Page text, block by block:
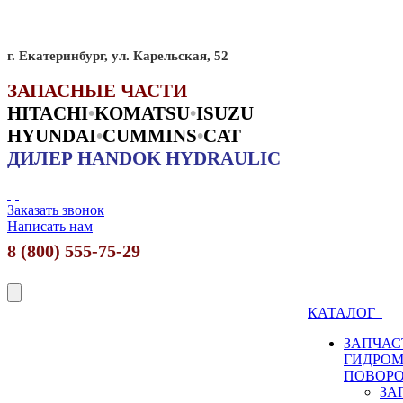
г. Екатеринбург, ул. Карельская, 52
ЗАПАСНЫЕ ЧАСТИ
HITACHI•KOMATSU•ISUZU
HYUNDAI•CUMMINS•CAT
ДИЛЕР HANDOK HYDRAULIC
Заказать звонок
Написать нам
8 (800) 555-75-29
КАТАЛОГ